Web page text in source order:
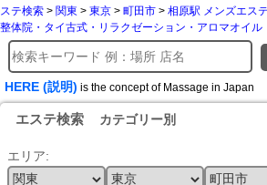
ステ検索 > 関東 > 東京 > 町田市 > 相原駅 メンズエス
整体院・タイ古式・リラクゼーション・アロマオイル
HERE (説明) is the concept of Massage in Japan
エステ検索 カテゴリー別
エリア: